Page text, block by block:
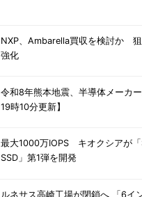
NXP、Ambarella買収を検討か
強化
令和8年熊本地震、半導体メーカ
19時10分更新】
最大1000万IOPS キオクシアが
SSD」第1弾を開発
ルネサス高崎工場が閉鎖へ 「6イ